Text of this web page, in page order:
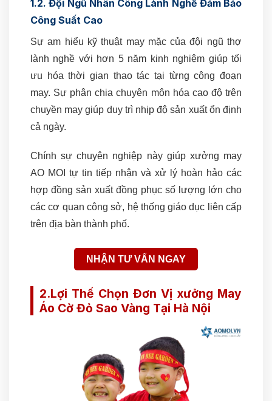
1.2. Đội Ngũ Nhân Công Lành Nghề Đảm Bảo
Công Suất Cao
Sự am hiểu kỹ thuật may mặc của đội ngũ thợ
lành nghề với hơn 5 năm kinh nghiệm giúp tối
ưu hóa thời gian thao tác tại từng công đoạn
may. Sự phân chia chuyên môn hóa cao độ trên
chuyền may giúp duy trì nhịp độ sản xuất ổn định
cả ngày.
Chính sự chuyên nghiệp này giúp xưởng may
AO MOI tự tin tiếp nhận và xử lý hoàn hảo các
hợp đồng sản xuất đồng phục số lượng lớn cho
các cơ quan công sở, hệ thống giáo dục liên cấp
trên địa bàn thành phố.
NHẬN TƯ VẤN NGAY
2.Lợi Thế Chọn Đơn Vị xưởng May
Áo Cờ Đỏ Sao Vàng Tại Hà Nội